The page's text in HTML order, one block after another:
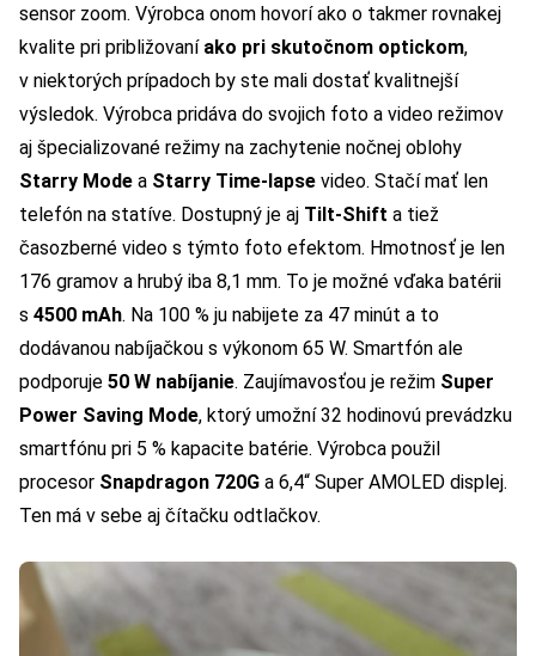
sensor zoom. Výrobca onom hovorí ako o takmer rovnakej
kvalite pri približovaní ako pri skutočnom optickom,
v niektorých prípadoch by ste mali dostať kvalitnejší
výsledok. Výrobca pridáva do svojich foto a video režimov
aj špecializované režimy na zachytenie nočnej oblohy
Starry Mode a Starry Time-lapse video. Stačí mať len
telefón na statíve. Dostupný je aj Tilt-Shift a tiež
časozberné video s týmto foto efektom. Hmotnosť je len
176 gramov a hrubý iba 8,1 mm. To je možné vďaka batérii
s 4500 mAh. Na 100 % ju nabijete za 47 minút a to
dodávanou nabíjačkou s výkonom 65 W. Smartfón ale
podporuje 50 W nabíjanie. Zaujímavosťou je režim Super
Power Saving Mode, ktorý umožní 32 hodinovú prevádzku
smartfónu pri 5 % kapacite batérie. Výrobca použil
procesor Snapdragon 720G a 6,4“ Super AMOLED displej.
Ten má v sebe aj čítačku odtlačkov.